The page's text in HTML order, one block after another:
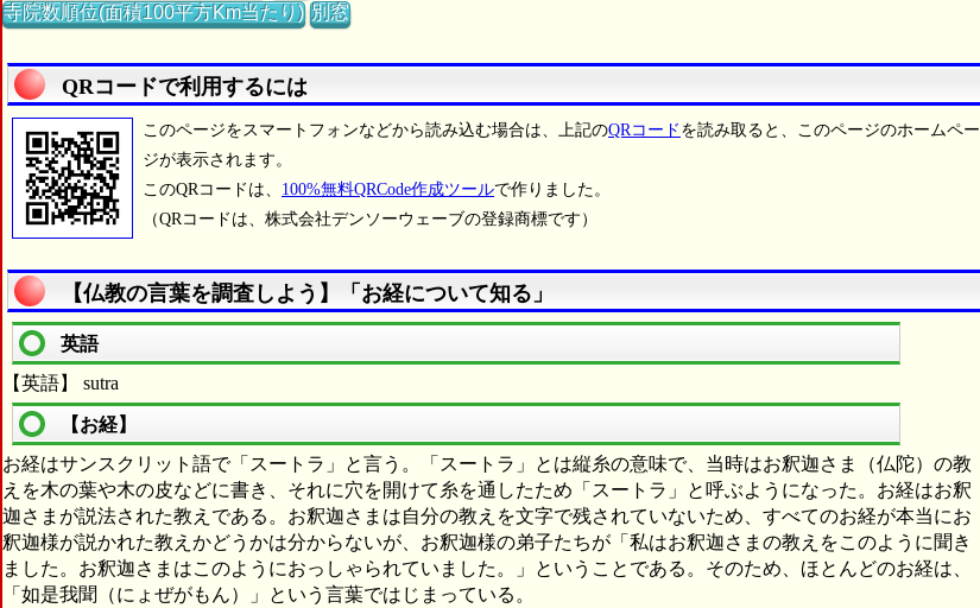
寺院数順位(面積100平方Km当たり) 別窓
QRコードで利用するには
このページをスマートフォンなどから読み込む場合は、上記のQRコード を読み取ると、このページのホームペー
ジが表示されます。
このQRコードは、 100%無料QRCode作成ツールで作りました。
（QRコードは、株式会社デンソーウェーブの登録商標です）
【仏教の言葉を調査しよう】「お経について知る」
英語
【英語】 sutra
【お経】
お経はサンスクリット語で「スートラ」と言う。「スートラ」とは縦糸の意味で、当時はお釈迦さま（仏陀）の教
えを木の葉や木の皮などに書き、それに穴を開けて糸を通したため「スートラ」と呼ぶようになった。お経はお釈
迦さまが説法された教えである。お釈迦さまは自分の教えを文字で残されていないため、すべてのお経が本当にお
釈迦様が説かれた教えかどうかは分からないが、お釈迦様の弟子たちが「私はお釈迦さまの教えをこのように聞き
ました。お釈迦さまはこのようにおっしゃられていました。」ということである。そのため、ほとんどのお経は、
「如是我聞（にょぜがもん）」という言葉ではじまっている。